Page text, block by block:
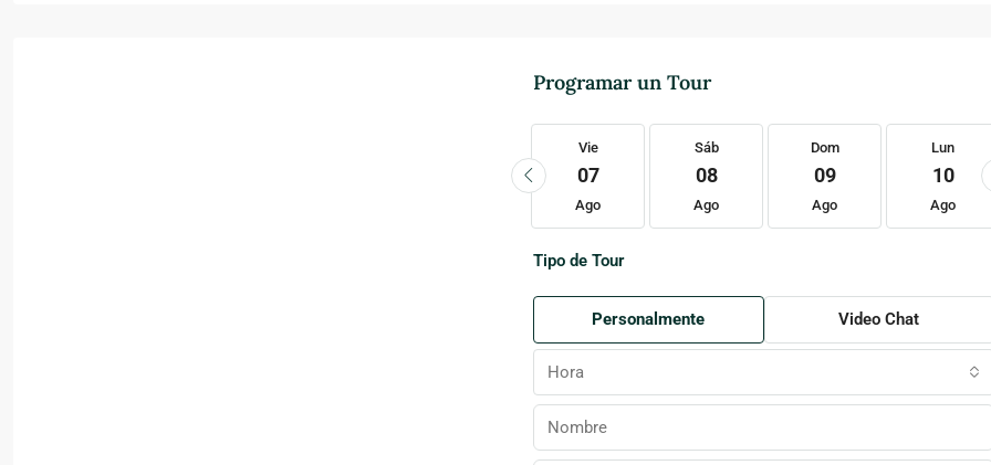
Programar un Tour
Vie
07
Ago
Sáb
08
Ago
Dom
09
Ago
Lun
10
Ago
Tipo de Tour
Personalmente Video Chat
Hora